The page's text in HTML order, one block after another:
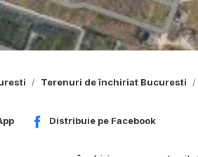
Terenuri de închiriat Bucuresti
Distribuie pe Facebook